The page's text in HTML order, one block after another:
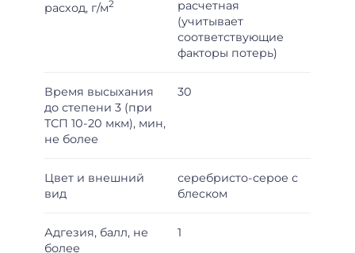
расход, г/м2
расчетная
(учитывает
соответствующие
факторы потерь)
Время высыхания
до степени 3 (при
ТСП 10-20 мкм), мин,
не более
30
Цвет и внешний
вид
серебристо-серое с
блеском
Адгезия, балл, не
более
1